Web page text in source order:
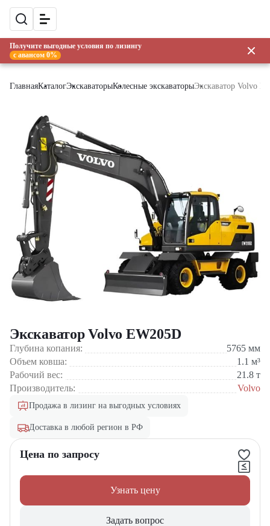
Получите выгодные условия по лизингу
с авансом 0%
ГлавнаяКаталогЭкскаваторыКолесные экскаваторыЭкскаватор Volvo
Экскаватор Volvo EW205D
Глубина копания: 5765 мм
Объем ковша:
1.1 м³
Рабочий вес:
21.8 т
Производитель:
Volvo
Продажа в лизинг на выгодных условиях
Доставка в любой регион в РФ
Цена по запросу
Узнать цену
Задать вопрос